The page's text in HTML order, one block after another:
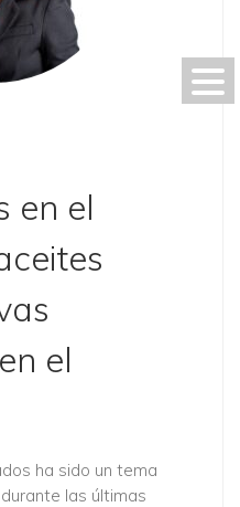
en el
el
ha sido un tema
las últimas